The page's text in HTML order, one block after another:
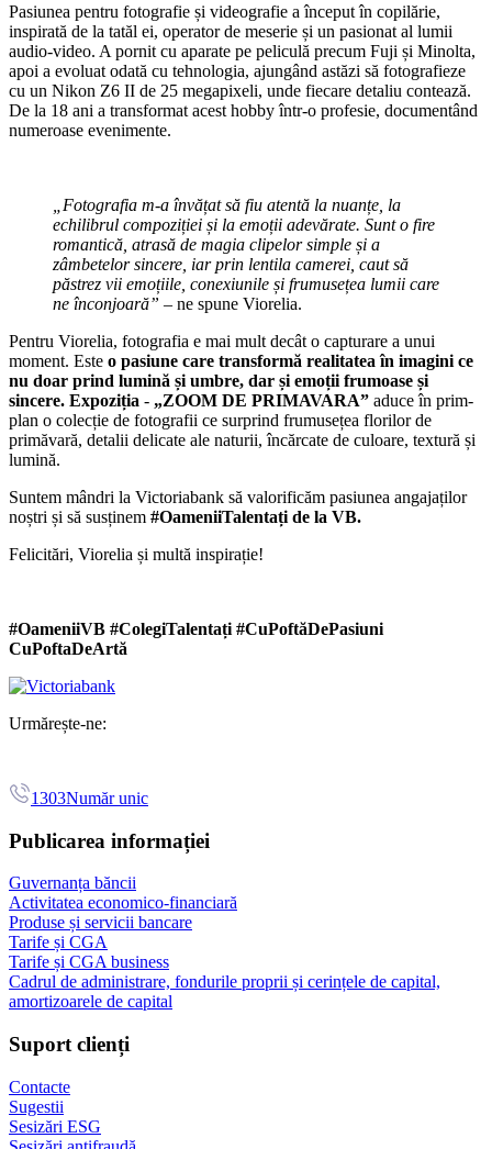
Pasiunea pentru fotografie și videografie a început în copilărie,
inspirată de la tatăl ei, operator de meserie și un pasionat al lumii
audio-video. A pornit cu aparate pe peliculă precum Fuji și Minolta,
apoi a evoluat odată cu tehnologia, ajungând astăzi să fotografieze
cu un Nikon Z6 II de 25 megapixeli, unde fiecare detaliu contează.
De la 18 ani a transformat acest hobby într-o profesie, documentând
numeroase evenimente.
„Fotografia m-a învățat să fiu atentă la nuanțe, la
echilibrul compoziției și la emoții adevărate. Sunt o fire
romantică, atrasă de magia clipelor simple și a
zâmbetelor sincere, iar prin lentila camerei, caut să
păstrez vii emoțiile, conexiunile și frumusețea lumii care
ne înconjoară” – ne spune Viorelia.
Pentru Viorelia, fotografia e mai mult decât o capturare a unui
moment. Este o pasiune care transformă realitatea în imagini ce
nu doar prind lumină și umbre, dar și emoții frumoase și
sincere. Expoziția - „ZOOM DE PRIMAVARA” aduce în prim-
plan o colecție de fotografii ce surprind frumusețea florilor de
primăvară, detalii delicate ale naturii, încărcate de culoare, textură și
lumină.
Suntem mândri la Victoriabank să valorificăm pasiunea angajaților
noștri și să susținem #OameniiTalentați de la VB.
Felicitări, Viorelia și multă inspirație!
#OameniiVB #ColegiTalentați #CuPoftăDePasiuni
CuPoftaDeArtă
Urmărește-ne:
1303Număr unic
Publicarea informației
Guvernanța băncii
Activitatea economico-financiară
Produse și servicii bancare
Tarife și CGA
Tarife și CGA business
Cadrul de administrare, fondurile proprii și cerințele de capital,
amortizoarele de capital
Suport clienți
Contacte
Sugestii
Sesizări ESG